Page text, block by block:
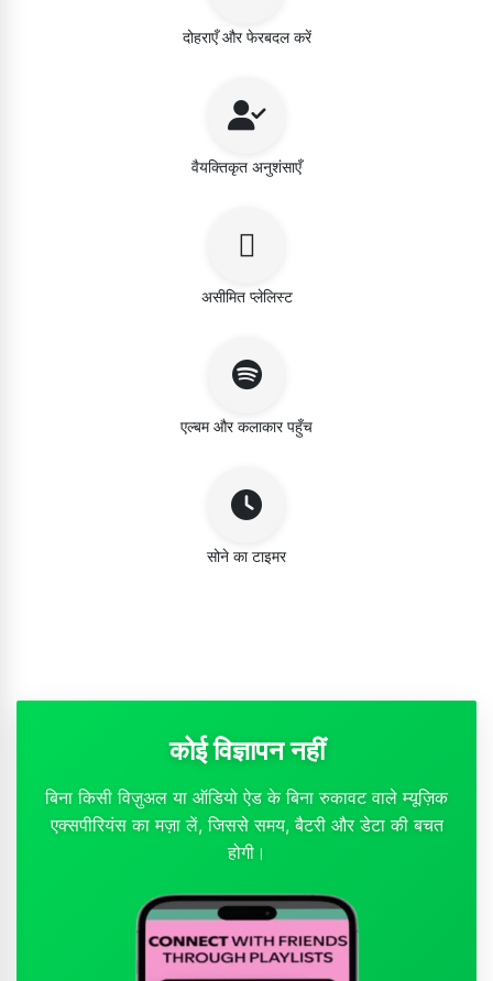
दोहराएँ और फेरबदल करें
वैयक्तिकृत अनुशंसाएँ
असीमित प्लेलिस्ट
एल्बम और कलाकार पहुँच
सोने का टाइमर
कोई विज्ञापन नहीं
बिना किसी विज़ुअल या ऑडियो ऐड के बिना रुकावट वाले म्यूज़िक
एक्सपीरियंस का मज़ा लें, जिससे समय, बैटरी और डेटा की बचत
होगी।